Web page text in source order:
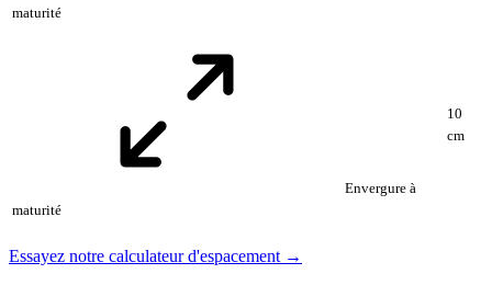
maturité
Envergure à
maturité
10
cm
Essayez notre calculateur d'espacement →